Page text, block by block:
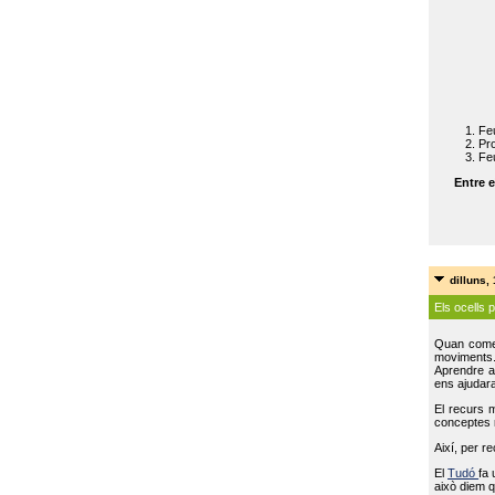
Entre
dilluns,
Els ocells
Quan
Aprendre
ens
El recurs
conceptes
Així, per
ElTudófa
això diem